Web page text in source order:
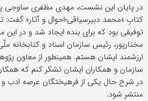
در پایان این نشست، مهدی مظفری ساوجی
کتابِ «محمد دبیرسیاقی؛احوال و آثار» گفت:
توفیقی بود که برای بنده ایجاد شد و در این
مختارپور، رئیس سازمان اسناد و کتابخانه
ارزشمند ایشان هستم. همینطور از معاون
سازمان و همکاران ایشان تشکر کنم که
در شرح حال یکی از فرهیختگان عرصه ادب
منتشر شود.